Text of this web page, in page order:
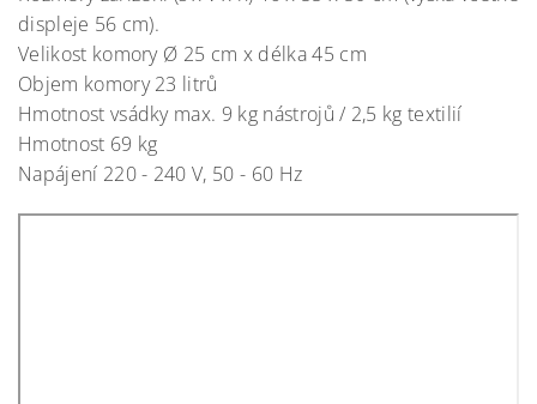
displeje 56 cm).
Velikost komory Ø 25 cm x délka 45 cm
Objem komory 23 litrů
Hmotnost vsádky max. 9 kg nástrojů / 2,5 kg textilií
Hmotnost 69 kg
Napájení 220 - 240 V, 50 - 60 Hz